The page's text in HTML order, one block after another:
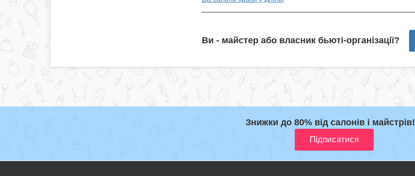
Ви - майстер або власник бьюті-організації?
Знижки до 80% від салонів і майстрів!